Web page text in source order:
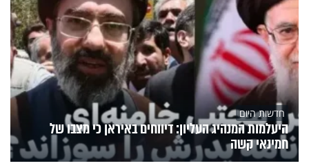
חדשות היום
היעלמות המנהיג העליון: דיווחים באיראן כי מצבו של
חמינאי קשה